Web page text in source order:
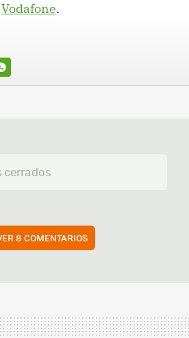
Vodafone.
cerrados
8 COMENTARIOS